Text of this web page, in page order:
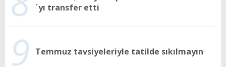
´yı transfer etti
9 Temmuz tavsiyeleriyle tatilde sıkılmayın